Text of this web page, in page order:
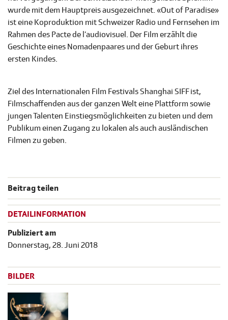
wurde mit dem Hauptpreis ausgezeichnet. «Out of Paradise»
ist eine Koproduktion mit Schweizer Radio und Fernsehen im
Rahmen des Pacte de l’audiovisuel. Der Film erzählt die
Geschichte eines Nomadenpaares und der Geburt ihres
ersten Kindes.
Ziel des Internationalen Film Festivals Shanghai SIFF ist,
Filmschaffenden aus der ganzen Welt eine Plattform sowie
jungen Talenten Einstiegsmöglichkeiten zu bieten und dem
Publikum einen Zugang zu lokalen als auch ausländischen
Filmen zu geben.
Beitrag teilen
DETAILINFORMATION
Publiziert am
Donnerstag, 28. Juni 2018
BILDER